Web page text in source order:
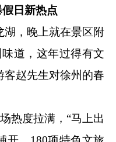
日新热点
，晚上就在景区附
道，这年过得有文
客赵先生对徐州的春
度拉满，“马上出